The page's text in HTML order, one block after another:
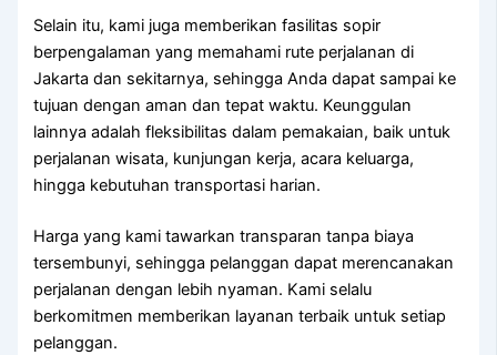
Selain itu, kami juga memberikan fasilitas sopir
berpengalaman yang memahami rute perjalanan di
Jakarta dan sekitarnya, sehingga Anda dapat sampai ke
tujuan dengan aman dan tepat waktu. Keunggulan
lainnya adalah fleksibilitas dalam pemakaian, baik untuk
perjalanan wisata, kunjungan kerja, acara keluarga,
hingga kebutuhan transportasi harian.
Harga yang kami tawarkan transparan tanpa biaya
tersembunyi, sehingga pelanggan dapat merencanakan
perjalanan dengan lebih nyaman. Kami selalu
berkomitmen memberikan layanan terbaik untuk setiap
pelanggan.